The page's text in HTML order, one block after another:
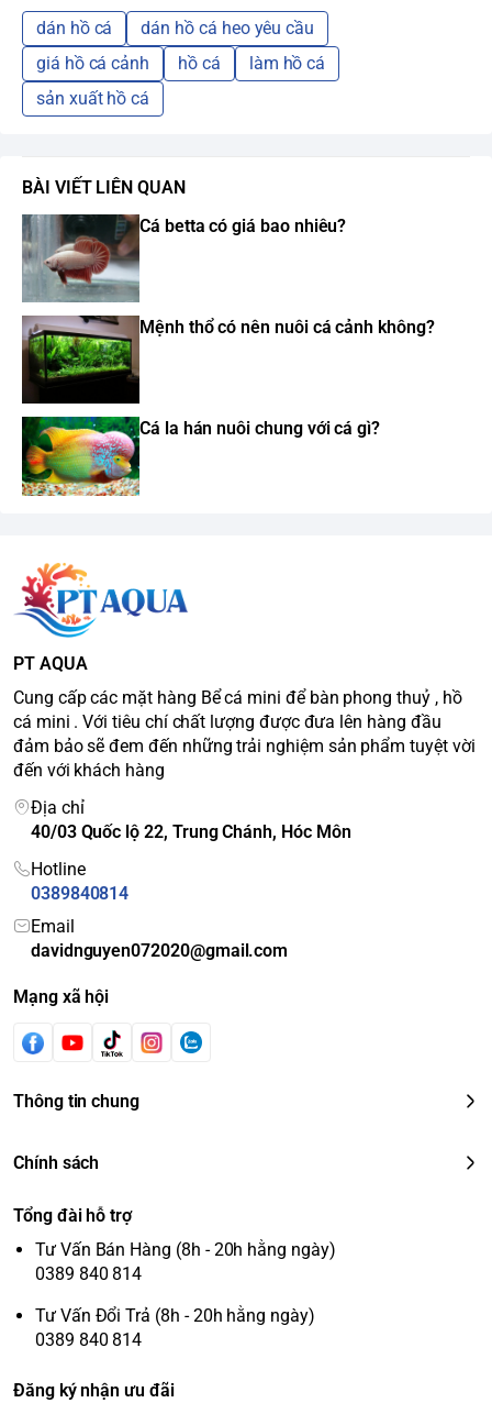
dán hồ cá
dán hồ cá heo yêu cầu
giá hồ cá cảnh
hồ cá
làm hồ cá
sản xuất hồ cá
BÀI VIẾT LIÊN QUAN
Cá betta có giá bao nhiêu?
Mệnh thổ có nên nuôi cá cảnh không?
Cá la hán nuôi chung với cá gì?
PT AQUA
Cung cấp các mặt hàng Bể cá mini để bàn phong thuỷ , hồ
cá mini . Với tiêu chí chất lượng được đưa lên hàng đầu
đảm bảo sẽ đem đến những trải nghiệm sản phẩm tuyệt vời
đến với khách hàng
Địa chỉ
40/03 Quốc lộ 22, Trung Chánh, Hóc Môn
Hotline
0389840814
Email
davidnguyen072020@gmail.com
Mạng xã hội
Thông tin chung
Chính sách
Tổng đài hỗ trợ
Tư Vấn Bán Hàng (8h - 20h hằng ngày)
0389 840 814
Tư Vấn Đổi Trả (8h - 20h hằng ngày)
0389 840 814
Đăng ký nhận ưu đãi